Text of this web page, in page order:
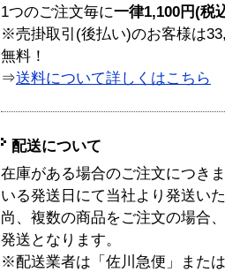
1つのご注文毎に一律1,100円(税
※売掛取引(後払い)のお客様は
無料！
⇒送料について詳しくはこちら
配送について
在庫がある場合のご注文につき
いる発送日にて当社より発送い
尚、複数の商品をご注文の場合
発送となります。
※配送業者は「佐川急便」また